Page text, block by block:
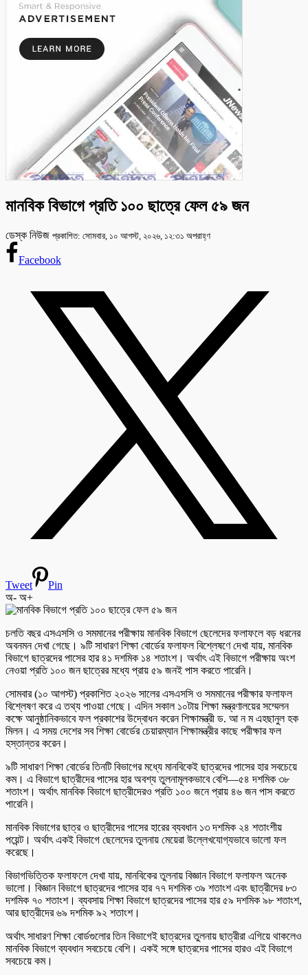
মানবিক বিভাগে প্রতি ১০০ ছাত্রে ফেল ৫৯ জন
ডেস্ক নিউজ প্রকাশিত: সোমবার, ১০ আগস্ট, ২০২৬, ১২:৩১ অপরাহ্ণ
Facebook
Tweet
Pin
অ- অ+
চলতি বছর এসএসসি ও সমমানের পরীক্ষায় মানবিক বিভাগে ছেলেদের ফলাফলে বড় ধরনের
অবনমন দেখা গেছে। ৯টি সাধারণ শিক্ষা বোর্ডের ফলাফল বিশ্লেষণে দেখা যায়, মানবিক
বিভাগে ছাত্রদের পাসের হার ৪১ দশমিক ১৪ শতাংশ। অর্থাৎ এই বিভাগে পরীক্ষায় অংশ
নেওয়া প্রতি ১০০ জন ছাত্রের মধ্যে প্রায় ৫৯ জনই পাস করতে পারেনি।
সোমবার (১০ আগস্ট) প্রকাশিত ২০২৬ সালের এসএসসি ও সমমানের পরীক্ষার ফলাফল
বিশ্লেষণ করে এ তথ্য পাওয়া গেছে। এদিন সকাল ১০টায় শিক্ষা মন্ত্রণালয়ের সম্মেলন
কক্ষে আনুষ্ঠানিকভাবে ফল প্রকাশের উদ্বোধন করেন শিক্ষামন্ত্রী ড. আ ন ম এহছানুল হক
মিলন। এ সময় দেশের সব শিক্ষা বোর্ডের চেয়ারম্যান শিক্ষামন্ত্রীর কাছে পরীক্ষার ফল
হস্তান্তর করেন।
৯টি সাধারণ শিক্ষা বোর্ডের তিনটি বিভাগের মধ্যে মানবিকেই ছাত্রদের পাসের হার সবচেয়ে
কম। এ বিভাগে ছাত্রীদের পাসের হার অবশ্য তুলনামূলকভাবে বেশি—৫৪ দশমিক ৩৮
শতাংশ। অর্থাৎ মানবিক বিভাগে ছাত্রীদেরও প্রতি ১০০ জনে প্রায় ৪৬ জন পাস করতে
পারেনি।
মানবিক বিভাগের ছাত্র ও ছাত্রীদের পাসের হারের ব্যবধান ১৩ দশমিক ২৪ শতাংশীয়
পয়েন্ট। অর্থাৎ একই বিভাগে ছেলেদের তুলনায় মেয়েরা উল্লেখযোগ্যভাবে ভালো ফল
করেছে।
বিভাগভিত্তিক ফলাফলে দেখা যায়, মানবিকের তুলনায় বিজ্ঞান বিভাগে ফলাফল অনেক
ভালো। বিজ্ঞান বিভাগে ছাত্রদের পাসের হার ৭৭ দশমিক ৩৯ শতাংশ এবং ছাত্রীদের ৮৩
দশমিক ৭০ শতাংশ। ব্যবসায় শিক্ষা বিভাগে ছাত্রদের পাসের হার ৫৯ দশমিক ৯৮ শতাংশ,
আর ছাত্রীদের ৬৯ দশমিক ৯২ শতাংশ।
অর্থাৎ সাধারণ শিক্ষা বোর্ডগুলোর তিন বিভাগেই ছাত্রদের তুলনায় ছাত্রীরা এগিয়ে থাকলেও
মানবিক বিভাগে ব্যবধান সবচেয়ে বেশি। একই সঙ্গে ছাত্রদের পাসের হারও এই বিভাগে
সবচেয়ে কম।